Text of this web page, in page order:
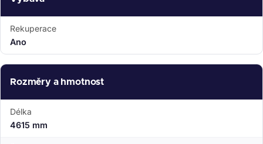
Rekuperace
Ano
Rozměry a hmotnost
Délka
4615 mm